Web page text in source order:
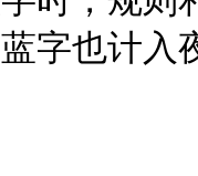
字也计入